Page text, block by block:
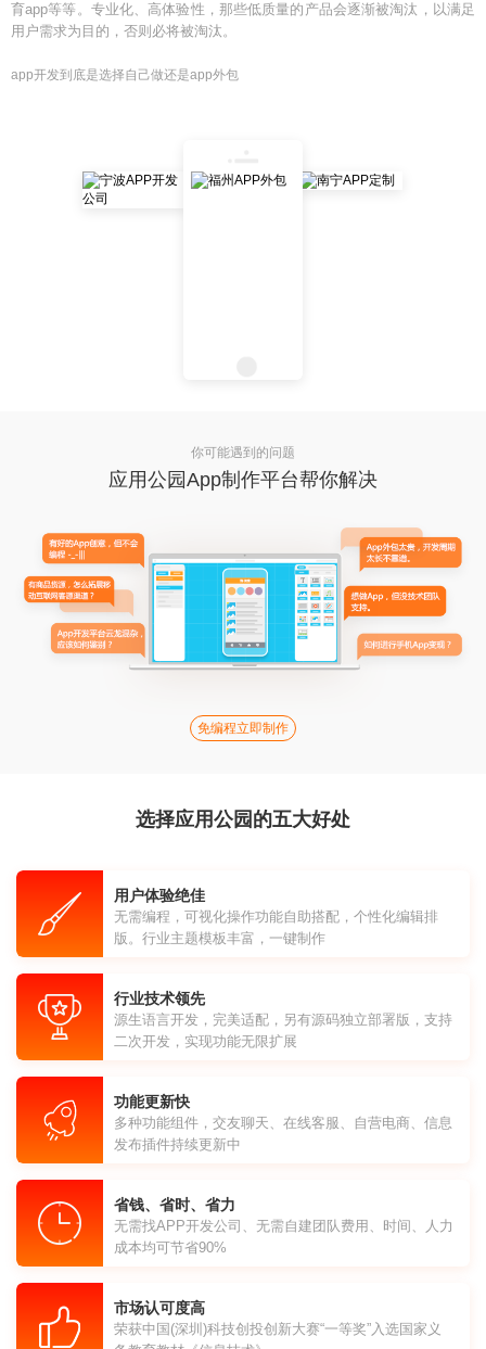
育app等等。专业化、高体验性，那些低质量的产品会逐渐被淘汰，以满足
用户需求为目的，否则必将被淘汰。
app开发到底是选择自己做还是app外包
你可能遇到的问题
应用公园App制作平台帮你解决
免编程立即制作
选择应用公园的五大好处
用户体验绝佳
无需编程，可视化操作功能自助搭配，个性化编辑排
版。行业主题模板丰富，一键制作
行业技术领先
源生语言开发，完美适配，另有源码独立部署版，支持
二次开发，实现功能无限扩展
功能更新快
多种功能组件，交友聊天、在线客服、自营电商、信息
发布插件持续更新中
省钱、省时、省力
无需找APP开发公司、无需自建团队费用、时间、人力
成本均可节省90%
市场认可度高
荣获中国(深圳)科技创投创新大赛“一等奖”入选国家义